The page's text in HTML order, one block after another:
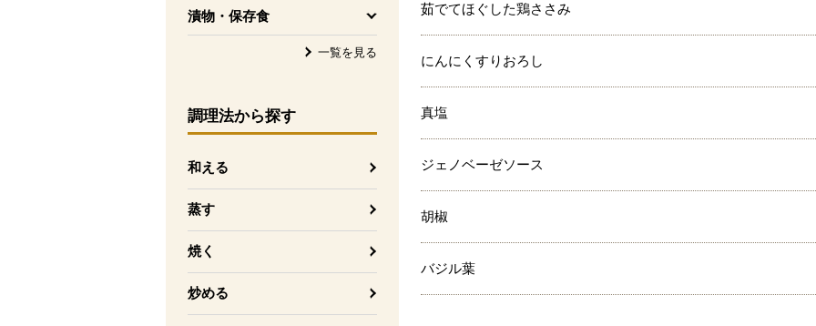
漬物・保存食
を開く
一覧を見る
調理法から探す
和える
蒸す
焼く
炒める
茹でてほぐした鶏ささみ
にんにくすりおろし
真塩
ジェノベーゼソース
胡椒
バジル葉